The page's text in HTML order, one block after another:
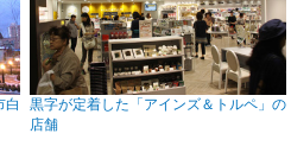
白
黒字が定着した「アインズ＆トルペ」の
店舗